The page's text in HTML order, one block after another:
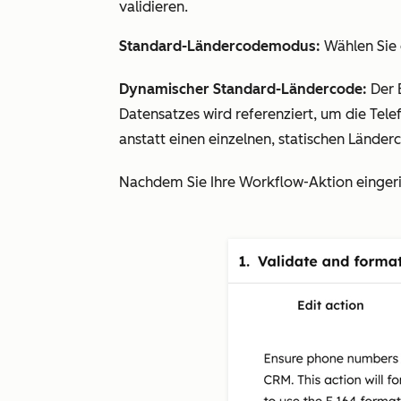
validieren.
Standard-Ländercodemodus: Wählen
Dynamischer Standard-Ländercode: Der
Datensatzes wird referenziert, um die
anstatt einen einzelnen, statischen
Nachdem Sie Ihre Workflow-Aktion